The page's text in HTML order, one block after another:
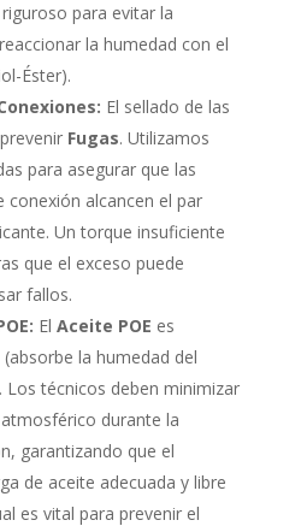
para evitar la
la humedad con el
Éster).
El sellado de las
Fugas. Utilizamos
para asegurar que las
conexión alcancen el par
Un torque insuficiente
que el exceso puede
fallos.
El Aceite POE es
la humedad del
técnicos deben minimizar
durante la
garantizando que el
de aceite adecuada y libre
es vital para prevenir el